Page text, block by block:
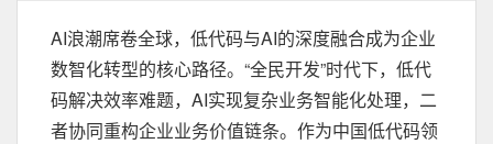
AI浪潮席卷全球，低代码与AI的深度融合成为企业
数智化转型的核心路径。“全民开发”时代下，低代
码解决效率难题，AI实现复杂业务智能化处理，二
者协同重构企业业务价值链条。作为中国低代码领